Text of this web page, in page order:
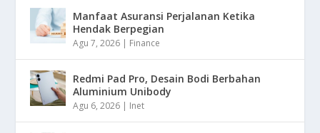
Manfaat Asuransi Perjalanan Ketika
Hendak Berpegian
Agu 7, 2026 | Finance
Redmi Pad Pro, Desain Bodi Berbahan
Aluminium Unibody
Agu 6, 2026 | Inet